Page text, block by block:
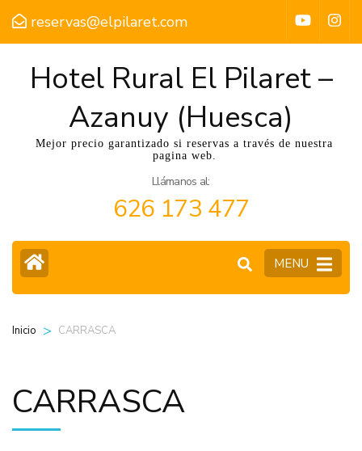
reservas@elpilaret.com
Hotel Rural El Pilaret –
Azanuy (Huesca)
Mejor precio garantizado si reservas a través de nuestra
pagina web.
Llámanos al:
626 173 477
MENU
Inicio > CARRASCA
CARRASCA